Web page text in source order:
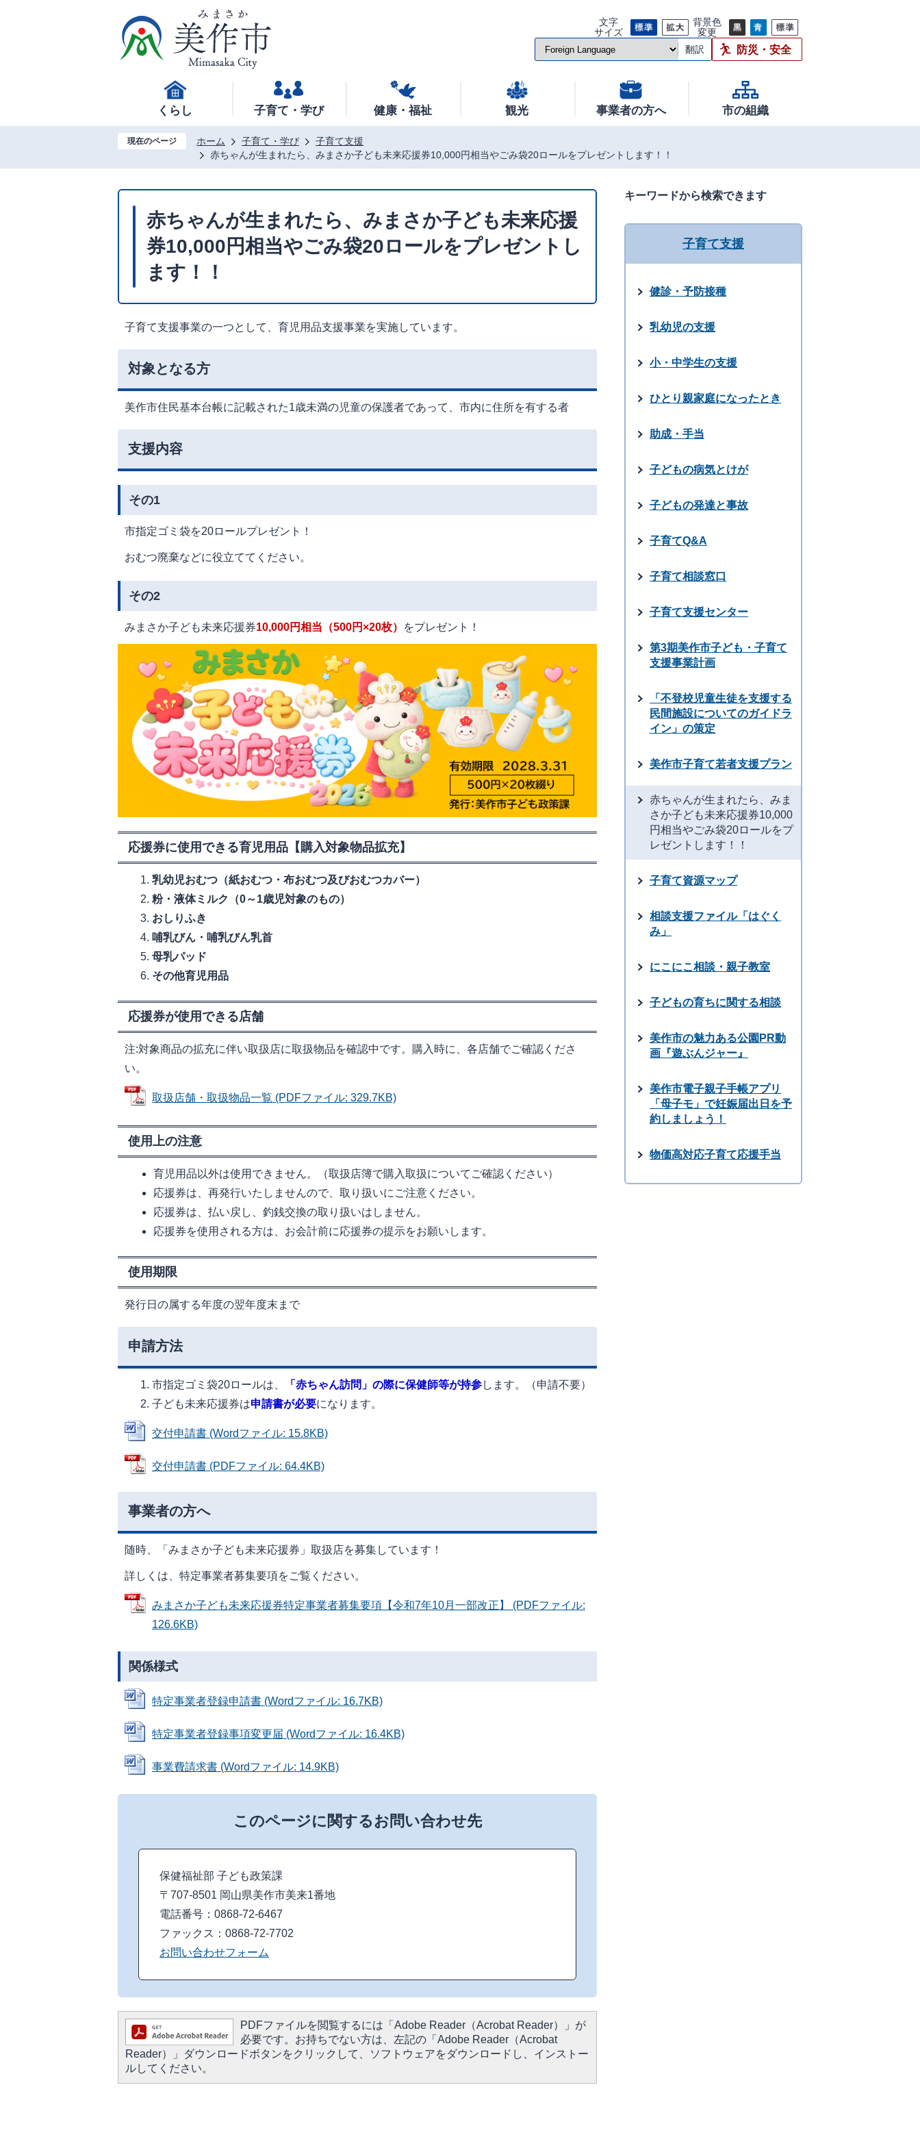
文字
サイズ
背景色
変更
翻訳
防災・安全
くらし 子育て・学び 健康・福祉 観光 事業者の方へ 市の組織
現在のページ ホーム 子育て・学び
子育て支援
赤ちゃんが生まれたら、みまさか子ども未来応援券10,000円相当やごみ袋20ロールをプレゼントします！！
赤ちゃんが生まれたら、みまさか子ども未来応援
券10,000円相当やごみ袋20ロールをプレゼントし
ます！！
子育て支援事業の一つとして、育児用品支援事業を実施しています。
対象となる方
美作市住民基本台帳に記載された1歳未満の児童の保護者であって、市内に住所を有する者
支援内容
その1
市指定ゴミ袋を20ロールプレゼント！
おむつ廃棄などに役立ててください。
その2
みまさか子ども未来応援券10,000円相当（500円×20枚） をプレゼント！
応援券に使用できる育児用品【購入対象物品拡充】
乳幼児おむつ（紙おむつ・布おむつ及びおむつカバー）
粉・液体ミルク（0～1歳児対象のもの）
おしりふき
哺乳びん・哺乳びん乳首
母乳パッド
その他育児用品
応援券が使用できる店舗
注:対象商品の拡充に伴い取扱店に取扱物品を確認中です。購入時に、各店舗でご確認くださ
い。
取扱店舗・取扱物品一覧 (PDFファイル: 329.7KB)
使用上の注意
育児用品以外は使用できません。（取扱店簿で購入取扱についてご確認ください）
応援券は、再発行いたしませんので、取り扱いにご注意ください。
応援券は、払い戻し、釣銭交換の取り扱いはしません。
応援券を使用される方は、お会計前に応援券の提示をお願いします。
使用期限
発行日の属する年度の翌年度末まで
申請方法
市指定ゴミ袋20ロールは、 「赤ちゃん訪問」の際に保健師等が持参します。（申請不要）
子ども未来応援券は申請書が必要になります。
交付申請書 (Wordファイル: 15.8KB)
交付申請書 (PDFファイル: 64.4KB)
事業者の方へ
随時、「みまさか子ども未来応援券」取扱店を募集しています！
詳しくは、特定事業者募集要項をご覧ください。
みまさか子ども未来応援券特定事業者募集要項【令和7年10月一部改正】 (PDFファイル:
126.6KB)
関係様式
特定事業者登録申請書 (Wordファイル: 16.7KB)
特定事業者登録事項変更届 (Wordファイル: 16.4KB)
事業費請求書 (Wordファイル: 14.9KB)
このページに関するお問い合わせ先
保健福祉部 子ども政策課
〒707-8501 岡山県美作市美来1番地
電話番号：0868-72-6467
ファックス：0868-72-7702
お問い合わせフォーム
PDFファイルを閲覧するには「Adobe Reader（Acrobat Reader）」が
必要です。お持ちでない方は、左記の「Adobe Reader（Acrobat
Reader）」ダウンロードボタンをクリックして、ソフトウェアをダウンロードし、インストー
ルしてください。
キーワードから検索できます
子育て支援
健診・予防接種
乳幼児の支援
小・中学生の支援
ひとり親家庭になったとき
助成・手当
子どもの病気とけが
子どもの発達と事故
子育てQ&A
子育て相談窓口
子育て支援センター
第3期美作市子ども・子育て
支援事業計画
「不登校児童生徒を支援する
民間施設についてのガイドラ
イン」の策定
美作市子育て若者支援プラン
赤ちゃんが生まれたら、みま
さか子ども未来応援券10,000
円相当やごみ袋20ロールをプ
レゼントします！！
子育て資源マップ
相談支援ファイル「はぐく
み」
にこにこ相談・親子教室
子どもの育ちに関する相談
美作市の魅力ある公園PR動
画『遊ぶんジャー』
美作市電子親子手帳アプリ
「母子モ」で妊娠届出日を予
約しましょう！
物価高対応子育て応援手当